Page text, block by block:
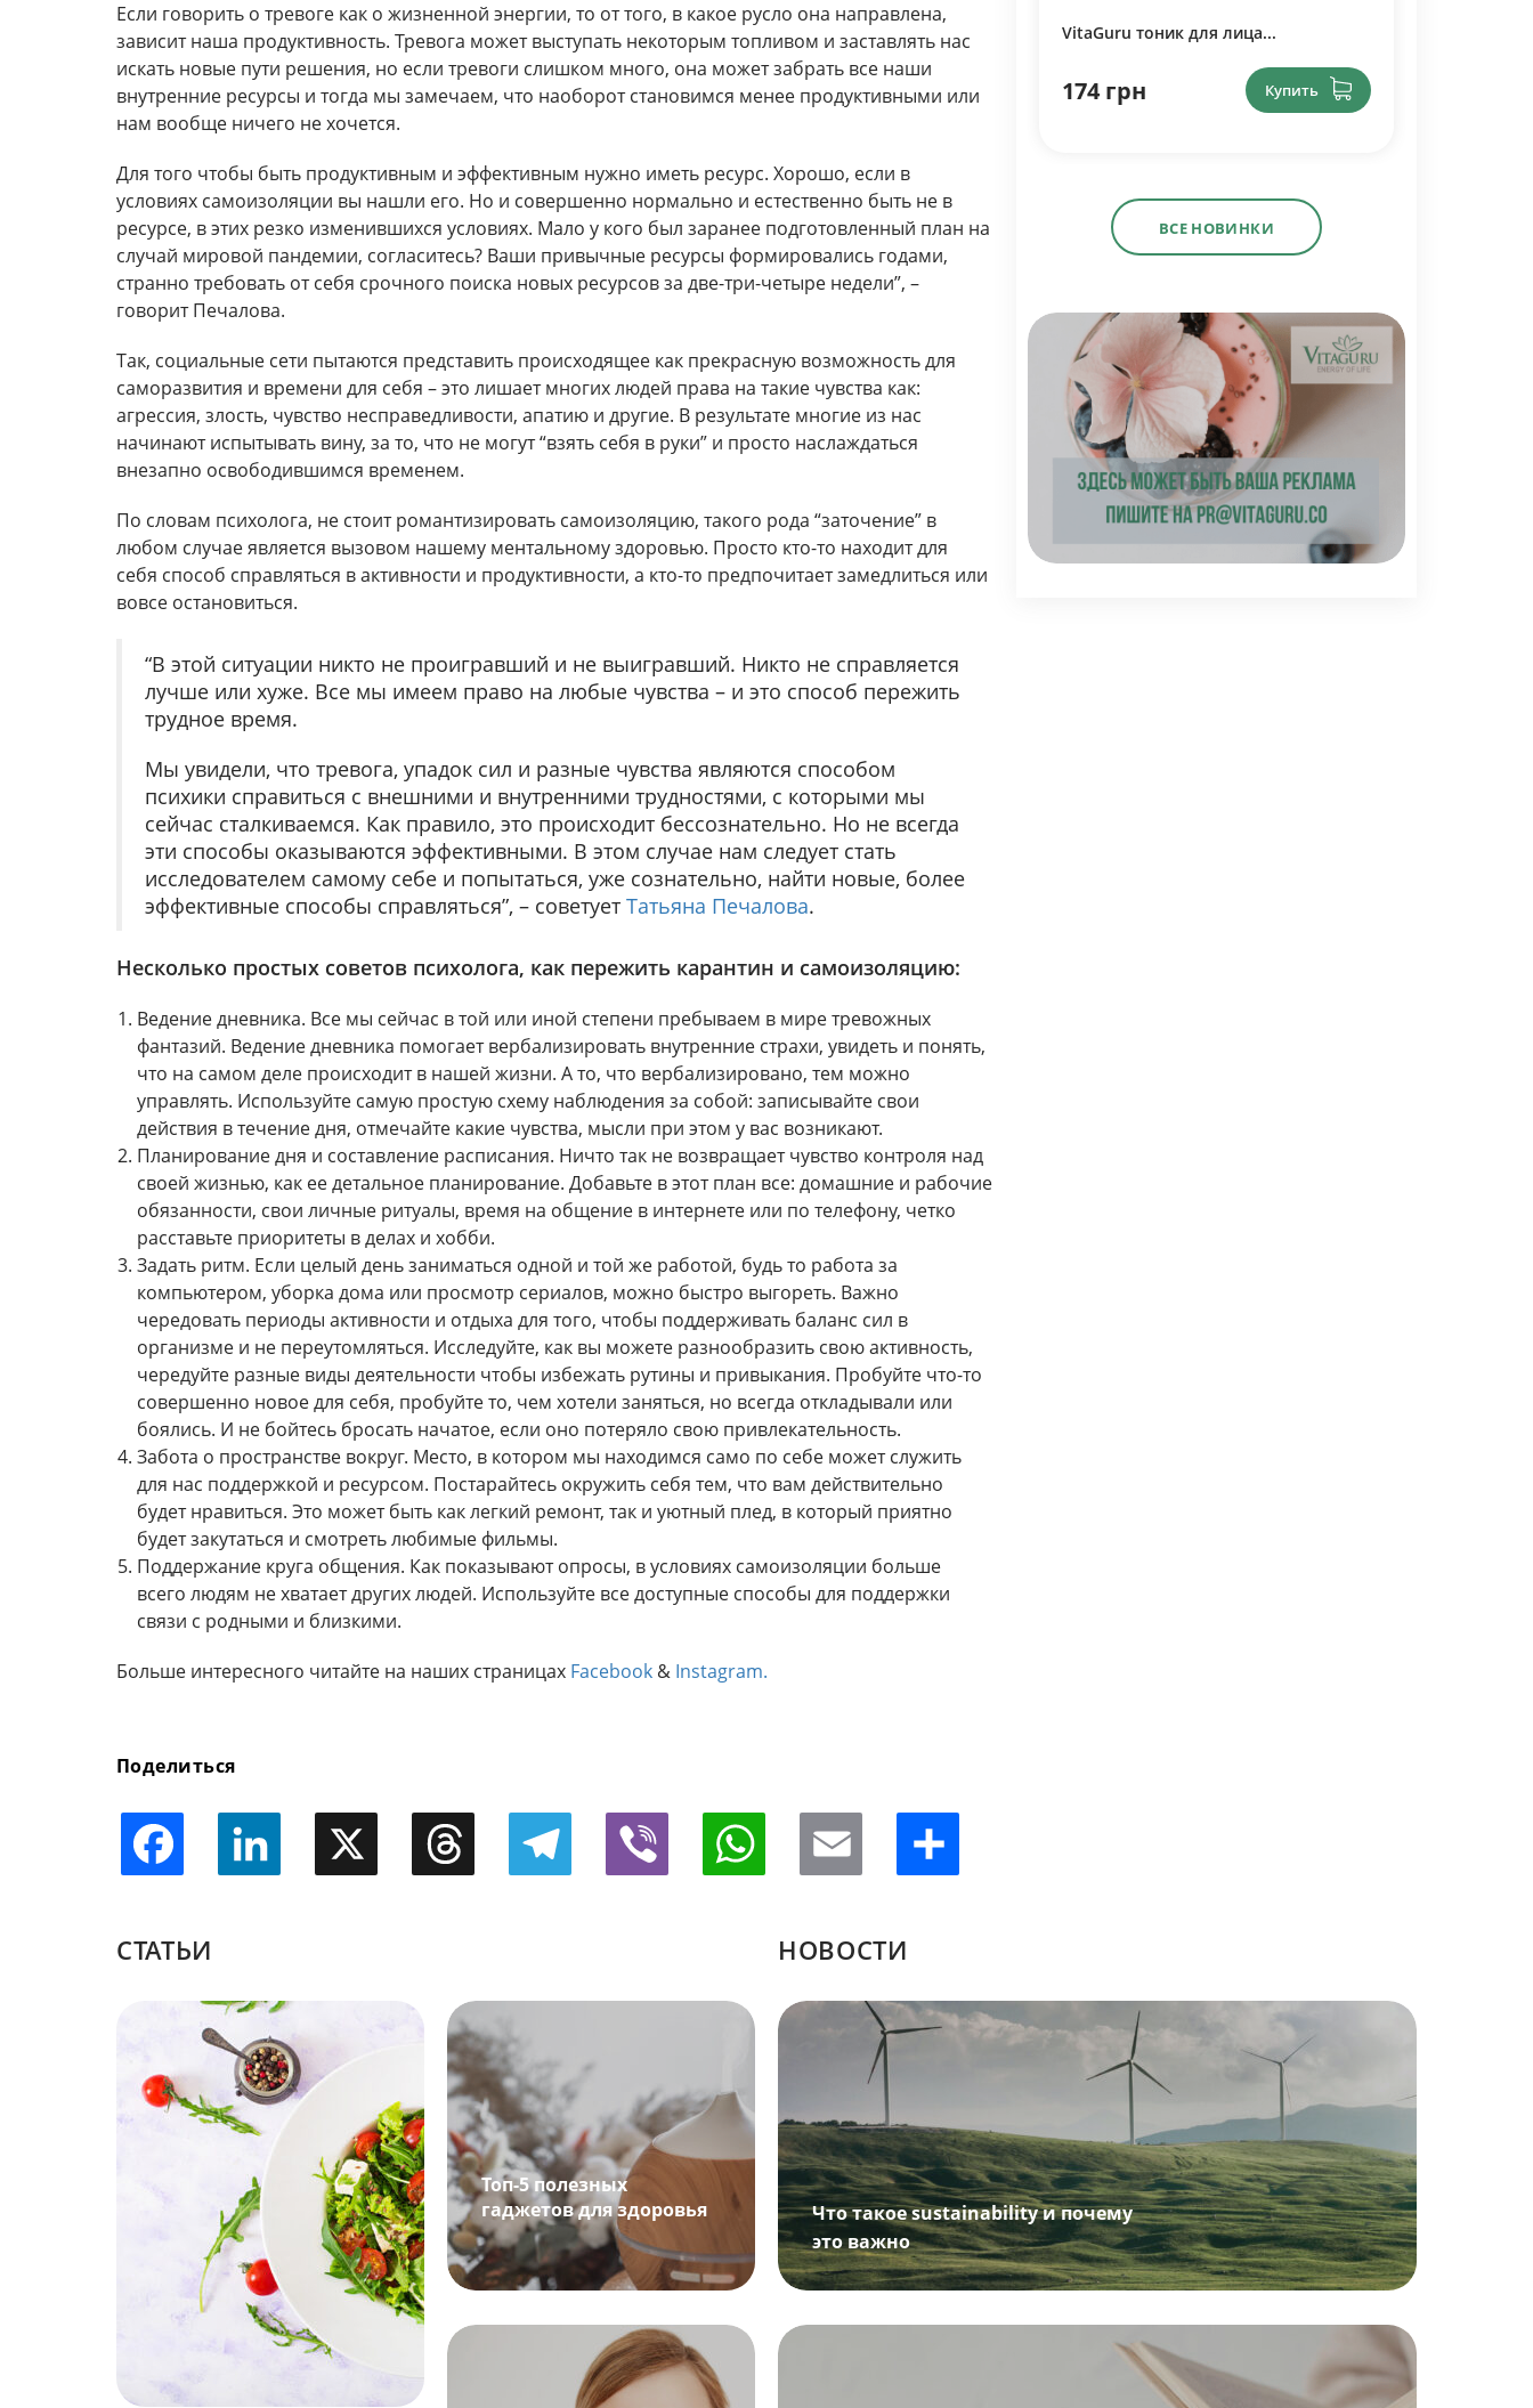
Если говорить о тревоге как о жизненной энергии, то от того, в какое русло она направлена,
зависит наша продуктивность. Тревога может выступать некоторым топливом и заставлять нас
искать новые пути решения, но если тревоги слишком много, она может забрать все наши
внутренние ресурсы и тогда мы замечаем, что наоборот становимся менее продуктивными или
нам вообще ничего не хочется.
Для того чтобы быть продуктивным и эффективным нужно иметь ресурс. Хорошо, если в
условиях самоизоляции вы нашли его. Но и совершенно нормально и естественно быть не в
ресурсе, в этих резко изменившихся условиях. Мало у кого был заранее подготовленный план на
случай мировой пандемии, согласитесь? Ваши привычные ресурсы формировались годами,
странно требовать от себя срочного поиска новых ресурсов за две-три-четыре недели”, –
говорит Печалова.
Так, социальные сети пытаются представить происходящее как прекрасную возможность для
саморазвития и времени для себя – это лишает многих людей права на такие чувства как:
агрессия, злость, чувство несправедливости, апатию и другие. В результате многие из нас
начинают испытывать вину, за то, что не могут “взять себя в руки” и просто наслаждаться
внезапно освободившимся временем.
По словам психолога, не стоит романтизировать самоизоляцию, такого рода “заточение” в
любом случае является вызовом нашему ментальному здоровью. Просто кто-то находит для
себя способ справляться в активности и продуктивности, а кто-то предпочитает замедлиться или
вовсе остановиться.
“В этой ситуации никто не проигравший и не выигравший. Никто не справляется
лучше или хуже. Все мы имеем право на любые чувства – и это способ пережить
трудное время.
Мы увидели, что тревога, упадок сил и разные чувства являются способом
психики справиться с внешними и внутренними трудностями, с которыми мы
сейчас сталкиваемся. Как правило, это происходит бессознательно. Но не всегда
эти способы оказываются эффективными. В этом случае нам следует стать
исследователем самому себе и попытаться, уже сознательно, найти новые, более
эффективные способы справляться”, – советует Татьяна Печалова.
Несколько простых советов психолога, как пережить карантин и самоизоляцию:
Ведение дневника. Все мы сейчас в той или иной степени пребываем в мире тревожных
фантазий. Ведение дневника помогает вербализировать внутренние страхи, увидеть и понять,
что на самом деле происходит в нашей жизни. А то, что вербализировано, тем можно
управлять. Используйте самую простую схему наблюдения за собой: записывайте свои
действия в течение дня, отмечайте какие чувства, мысли при этом у вас возникают.
Планирование дня и составление расписания. Ничто так не возвращает чувство контроля над
своей жизнью, как ее детальное планирование. Добавьте в этот план все: домашние и рабочие
обязанности, свои личные ритуалы, время на общение в интернете или по телефону, четко
расставьте приоритеты в делах и хобби.
Задать ритм. Если целый день заниматься одной и той же работой, будь то работа за
компьютером, уборка дома или просмотр сериалов, можно быстро выгореть. Важно
чередовать периоды активности и отдыха для того, чтобы поддерживать баланс сил в
организме и не переутомляться. Исследуйте, как вы можете разнообразить свою активность,
чередуйте разные виды деятельности чтобы избежать рутины и привыкания. Пробуйте что-то
совершенно новое для себя, пробуйте то, чем хотели заняться, но всегда откладывали или
боялись. И не бойтесь бросать начатое, если оно потеряло свою привлекательность.
Забота о пространстве вокруг. Место, в котором мы находимся само по себе может служить
для нас поддержкой и ресурсом. Постарайтесь окружить себя тем, что вам действительно
будет нравиться. Это может быть как легкий ремонт, так и уютный плед, в который приятно
будет закутаться и смотреть любимые фильмы.
Поддержание круга общения. Как показывают опросы, в условиях самоизоляции больше
всего людям не хватает других людей. Используйте все доступные способы для поддержки
связи с родными и близкими.
Больше интересного читайте на наших страницах Facebook & Instagram.
Поделиться
VitaGuru тоник для лица...
174 грн Купить
ВСЕ НОВИНКИ
CТАТЬИ
Топ-5 полезных
гаджетов для здоровья
НОВОСТИ
Что такое sustainability и почему
это важно